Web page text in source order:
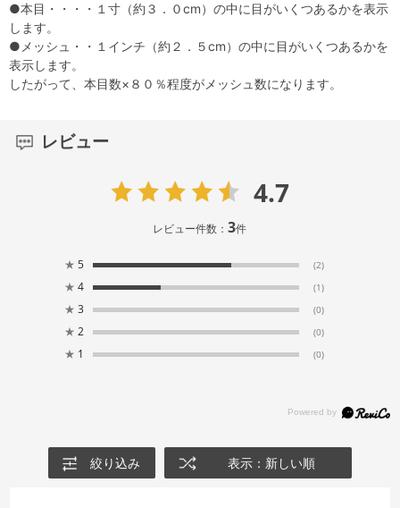
●本目・・・・１寸（約３．０cm）の中に目がいくつあるかを表示
します。
●メッシュ・・１インチ（約２．５cm）の中に目がいくつあるかを
表示します。
したがって、本目数×８０％程度がメッシュ数になります。
レビュー
4.7
レビュー件数：3件
★ 5 (2)
★ 4 (1)
★ 3 (0)
★ 2 (0)
★ 1 (0)
絞り込み 表示：新しい順